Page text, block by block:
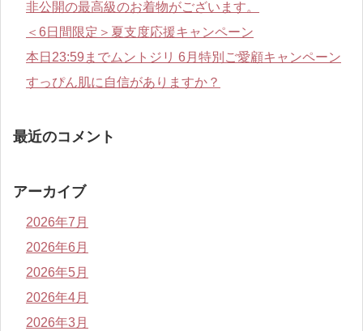
非公開の最高級のお着物がございます。
＜6日間限定＞夏支度応援キャンペーン
本日23:59までムントジリ 6月特別ご愛顧キャンペーン
すっぴん肌に自信がありますか？
最近のコメント
アーカイブ
2026年7月
2026年6月
2026年5月
2026年4月
2026年3月